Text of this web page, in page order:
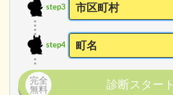
step3
step4
完全
無料
診断スタート